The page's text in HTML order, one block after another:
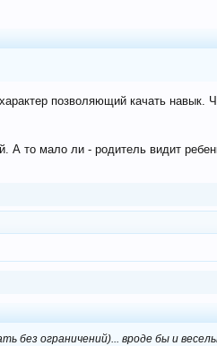
позволяющий качать навык.
то мало ли - родитель видит
без ограничений)... вроде бы и